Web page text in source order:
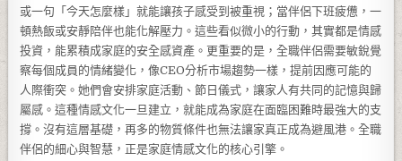
或一句「今天怎麼樣」就能讓孩子感受到被重視；當伴侶下班疲憊，一
頓熱飯或安靜陪伴也能化解壓力。這些看似微小的行動，其實都是情感
投資，能累積成家庭的安全感資產。更重要的是，全職伴侶需要敏銳覺
察每個成員的情緒變化，像CEO分析市場趨勢一樣，提前因應可能的
人際衝突。她們會安排家庭活動、節日儀式，讓家人有共同的記憶與歸
屬感。這種情感文化一旦建立，就能成為家庭在面臨困難時最強大的支
撐。沒有這層基礎，再多的物質條件也無法讓家真正成為避風港。全職
伴侶的細心與智慧，正是家庭情感文化的核心引擎。